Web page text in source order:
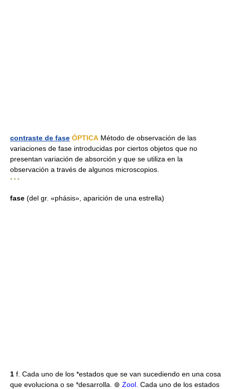
contraste de fase ÓPTICA Método de observación de las
variaciones de fase introducidas por ciertos objetos que no
presentan variación de absorción y que se utiliza en la
observación a través de algunos microscopios.
* * *
fase (del gr. «phásis», aparición de una estrella)
1 f. Cada uno de los *estados que se van sucediendo en una cosa
que evoluciona o se *desarrolla. ⊚ Zool. Cada uno de los estados